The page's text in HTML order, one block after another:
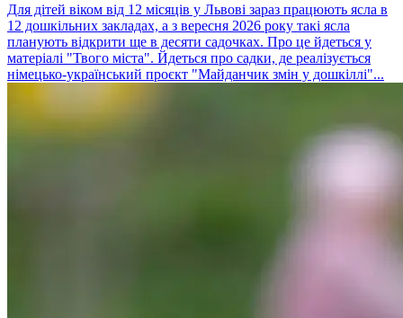
Для дітей віком від 12 місяців у Львові зараз працюють ясла в
12 дошкільних закладах, а з вересня 2026 року такі ясла
планують відкрити ще в десяти садочках. Про це йдеться у
матеріалі "Твого міста". Йдеться про садки, де реалізується
німецько-український проєкт "Майданчик змін у дошкіллі"...